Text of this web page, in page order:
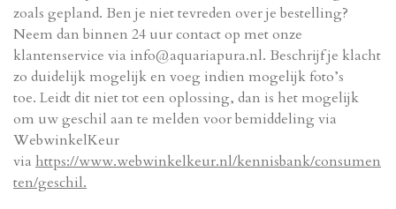
zoals gepland. Ben je niet tevreden over je bestelling?
Neem dan binnen 24 uur contact op met onze
klantenservice via info@aquariapura.nl. Beschrijf je klacht
zo duidelijk mogelijk en voeg indien mogelijk foto’s
toe. Leidt dit niet tot een oplossing, dan is het mogelijk
om uw geschil aan te melden voor bemiddeling via
WebwinkelKeur
via https://www.webwinkelkeur.nl/kennisbank/consumen
ten/geschil.